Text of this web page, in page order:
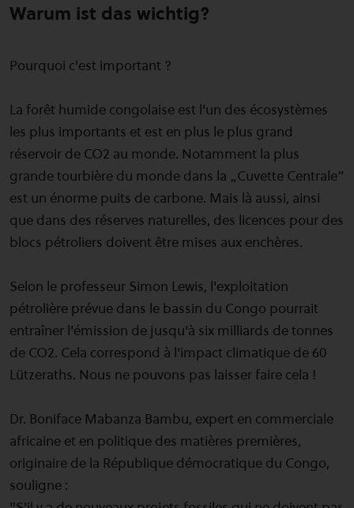
Warum ist das wichtig?
Pourquoi c'est important ?
La forêt humide congolaise est l'un des écosystèmes
les plus importants et est en plus le plus grand
réservoir de CO2 au monde. Notamment la plus
grande tourbière du monde dans la „Cuvette Centrale“
est un énorme puits de carbone. Mais là aussi, ainsi
que dans des réserves naturelles, des licences pour des
blocs pétroliers doivent être mises aux enchères.
Selon le professeur Simon Lewis, l'exploitation
pétrolière prévue dans le bassin du Congo pourrait
entraîner l'émission de jusqu'à six milliards de tonnes
de CO2. Cela correspond à l'impact climatique de 60
Lützeraths. Nous ne pouvons pas laisser faire cela !
Dr. Boniface Mabanza Bambu, expert en commerciale
africaine et en politique des matières premières,
originaire de la République démocratique du Congo,
souligne :